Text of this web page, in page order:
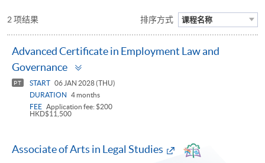
2 项结果 排序方式 课程名称
Advanced Certificate in Employment Law and
Governance
PT START 06 JAN 2028 (THU)
DURATION
4 months
FEE Application fee: $200
HKD$11,500
Associate of Arts in Legal Studies